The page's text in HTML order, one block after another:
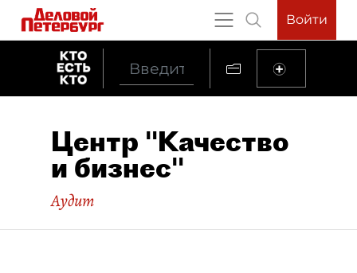
Войти
Центр "Качество
и бизнес"
Аудит